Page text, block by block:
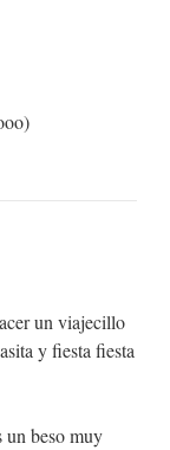
un viajecillo
y fiesta fiesta
un beso muy